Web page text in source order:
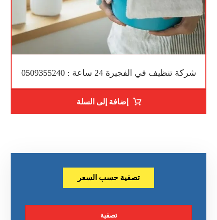
شركة تنظيف في الفجيرة 24 ساعة : 0509355240
إضافة إلى السلة
تصفية حسب السعر
تصفية